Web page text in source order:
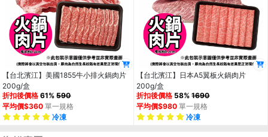
【台北濱江】美國1855牛小排火鍋肉片
200g/盒
折扣後價格 61%590
平均價$360 單一規格
冷凍
【台北濱江】日本A5翼板火鍋肉片
200g/盒
折扣後價格 58%1690
平均價$980 單一規格
冷凍